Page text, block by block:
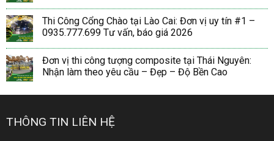
Thi Công Cổng Chào tại Lào Cai: Đơn vị uy tín #1 –
0935.777.699 Tư vấn, báo giá 2026
Đơn vị thi công tượng composite tại Thái Nguyên:
Nhận làm theo yêu cầu – Đẹp – Độ Bền Cao
THÔNG TIN LIÊN HỆ